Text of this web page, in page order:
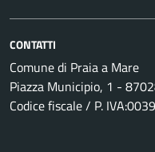
CONTATTI
Comune di Praia a Mare
Piazza Municipio, 1 -
Codice fiscale / P.